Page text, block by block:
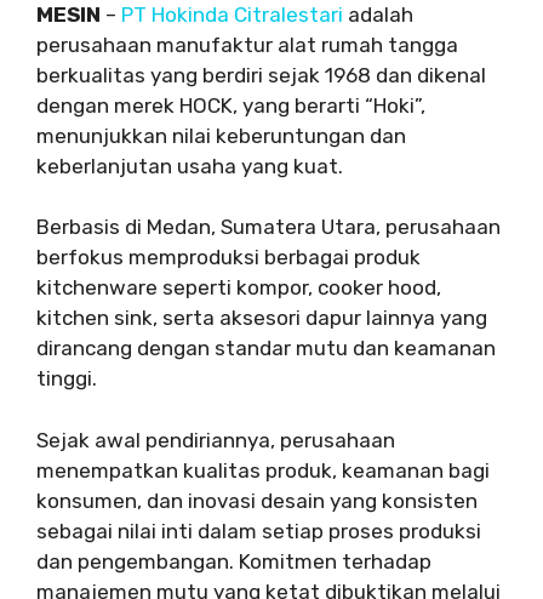
MESIN – PT Hokinda Citralestari adalah
perusahaan manufaktur alat rumah tangga
berkualitas yang berdiri sejak 1968 dan dikenal
dengan merek HOCK, yang berarti “Hoki”,
menunjukkan nilai keberuntungan dan
keberlanjutan usaha yang kuat.
Berbasis di Medan, Sumatera Utara, perusahaan
berfokus memproduksi berbagai produk
kitchenware seperti kompor, cooker hood,
kitchen sink, serta aksesori dapur lainnya yang
dirancang dengan standar mutu dan keamanan
tinggi.
Sejak awal pendiriannya, perusahaan
menempatkan kualitas produk, keamanan bagi
konsumen, dan inovasi desain yang konsisten
sebagai nilai inti dalam setiap proses produksi
dan pengembangan. Komitmen terhadap
manajemen mutu yang ketat dibuktikan melalui